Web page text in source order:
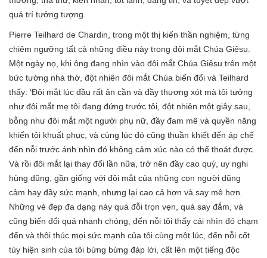
quá trí tưởng tượng.
Pierre Teilhard de Chardin, trong một thị kiến thần nghiệm, từng
chiêm ngưỡng tất cả những điều này trong đôi mắt Chúa Giêsu.
Một ngày nọ, khi ông đang nhìn vào đôi mắt Chúa Giêsu trên một
bức tường nhà thờ, đột nhiên đôi mắt Chúa biến đổi và Teilhard
thấy: ‘Đôi mắt lúc đầu rất ân cần và đầy thương xót mà tôi tưởng
như đôi mắt mẹ tôi đang đứng trước tôi, đột nhiên một giây sau,
bỗng như đôi mắt một người phụ nữ, đầy đam mê và quyền năng
khiến tôi khuất phục, và cùng lúc đó cũng thuần khiết đến áp chế
đến nỗi trước ánh nhìn đó không cảm xúc nào có thể thoát được.
Và rồi đôi mắt lại thay đổi lần nữa, trở nên đầy cao quý, uy nghi
hùng dũng, gần giống với đôi mắt của những con người dũng
cảm hay đầy sức mạnh, nhưng lại cao cả hơn và say mê hơn.
Những vẻ đẹp đa dạng này quá đỗi trọn vẹn, quá say đắm, và
cũng biến đổi quá nhanh chóng, đến nỗi tôi thấy cái nhìn đó chạm
đến và thôi thúc mọi sức mạnh của tôi cùng một lúc, đến nỗi cốt
tủy hiện sinh của tôi bừng bừng đáp lời, cất lên một tiếng độc